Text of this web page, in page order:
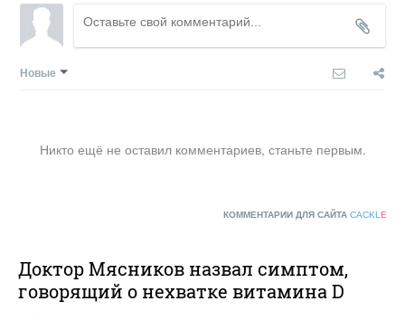
Новые
Никто ещё не оставил комментариев, станьте первым.
КОММЕНТАРИИ ДЛЯ САЙТА CACKL E
Доктор Мясников назвал симптом,
говорящий о нехватке витамина D